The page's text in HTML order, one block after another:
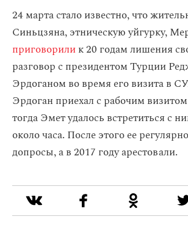
24 марта стало известно, что
Синьцзяна, этническую уйгурку,
приговорилик 20 годам лишения
разговор с президентом Турции
Эрдоганом во время его визита в
Эрдоган приехал с рабочим
тогда Эмет удалось встретиться с
около часа. После этого ее
допросы, а в 2017 году арестовали.